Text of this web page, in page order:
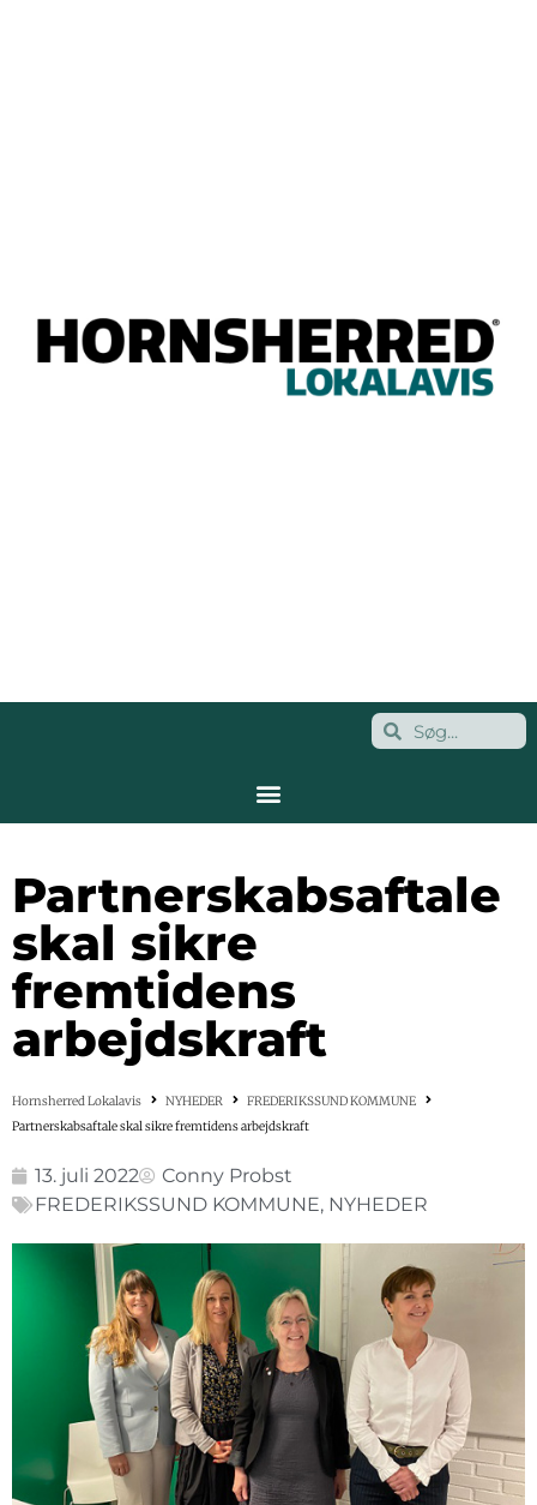
Partnerskabsaftale
skal sikre
fremtidens
arbejdskraft
Hornsherred Lokalavis NYHEDER
FREDERIKSSUND KOMMUNE
Partnerskabsaftale skal sikre fremtidens arbejdskraft
13. juli 2022
Conny Probst
FREDERIKSSUND KOMMUNE, NYHEDER